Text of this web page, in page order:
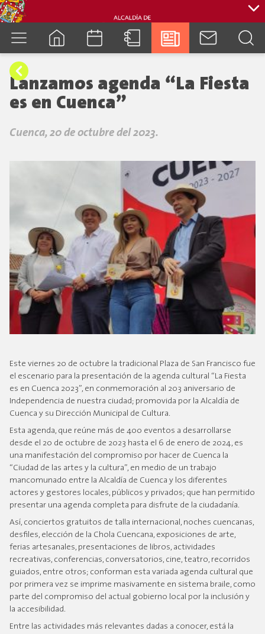
Lanzamos agenda “La Fiesta
es en Cuenca”
Cuenca, 20 de octubre del 2023.
Este viernes 20 de octubre la tradicional Plaza de San Francisco fue
el escenario para la presentación de la agenda cultural “La Fiesta
es en Cuenca 2023”, en conmemoración al 203 aniversario de
Independencia de nuestra ciudad; promovida por la Alcaldía de
Cuenca y su Dirección Municipal de Cultura.
Esta agenda, que reúne más de 400 eventos a desarrollarse
desde el 20 de octubre de 2023 hasta el 6 de enero de 2024, es
una manifestación del compromiso por hacer de Cuenca la
“Ciudad de las artes y la cultura”, en medio de un trabajo
mancomunado entre la Alcaldía de Cuenca y los diferentes
actores y gestores locales, públicos y privados; que han permitido
presentar una agenda completa para disfrute de la ciudadanía.
Así, conciertos gratuitos de talla internacional, noches cuencanas,
desfiles, elección de la Chola Cuencana, exposiciones de arte,
ferias artesanales, presentaciones de libros, actividades
recreativas, conferencias, conversatorios, cine, teatro, recorridos
guiados, entre otros; conforman esta variada agenda cultural que
por primera vez se imprime masivamente en sistema braile, como
parte del compromiso del actual gobierno local por la inclusión y
la accesibilidad.
Entre las actividades más relevantes dadas a conocer, está la